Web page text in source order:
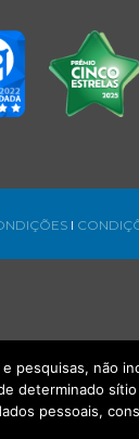
l
não
determinado
pessoais,